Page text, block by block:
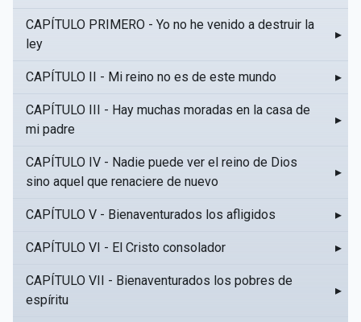
CAPÍTULO PRIMERO - Yo no he venido a destruir la
ley
▸
CAPÍTULO II - Mi reino no es de este mundo ▸
CAPÍTULO III - Hay muchas moradas en la casa de
mi padre
▸
CAPÍTULO IV - Nadie puede ver el reino de Dios
sino aquel que renaciere de nuevo
▸
CAPÍTULO V - Bienaventurados los afligidos ▸
CAPÍTULO VI - El Cristo consolador ▸
CAPÍTULO VII - Bienaventurados los pobres de
espíritu
▸